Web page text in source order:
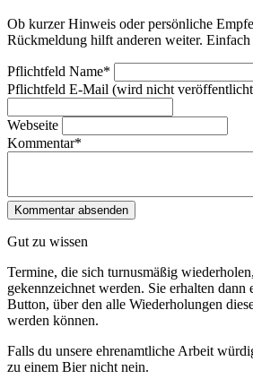
Ob kurzer Hinweis oder persönliche
Rückmeldung hilft anderen weiter.
Pflichtfeld Name*
Pflichtfeld E-Mail (wird nicht
Webseite
Kommentar*
Gut zu wissen
Termine, die sich turnusmäßig
gekennzeichnet werden. Sie erhalten dann
Button, über den alle Wiederholungen
werden können.
Falls du unsere ehrenamtliche Arbeit
zu einem Bier nicht nein.